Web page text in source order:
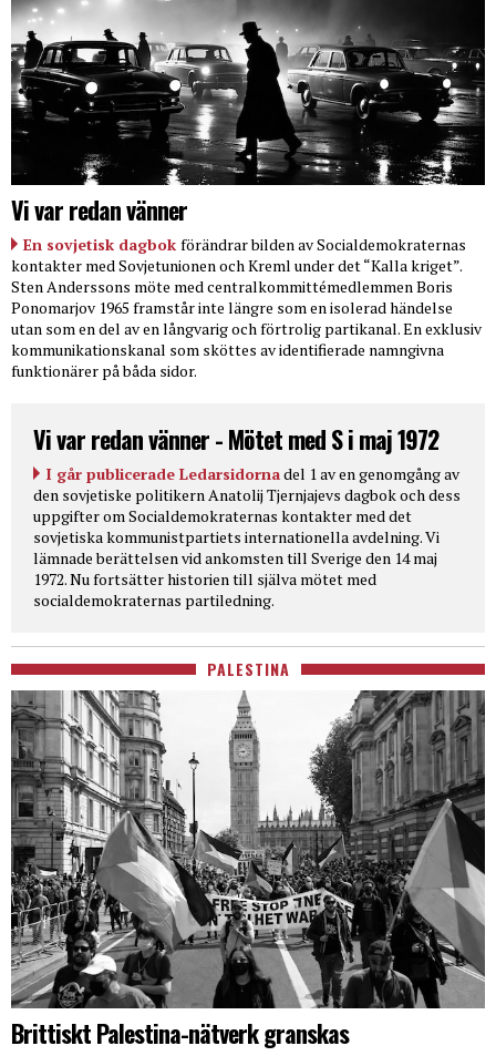
Vi var redan vänner
En sovjetisk dagbok förändrar bilden av Socialdemokraternas
kontakter med Sovjetunionen och Kreml under det “Kalla kriget”.
Sten Anderssons möte med centralkommittémedlemmen Boris
Ponomarjov 1965 framstår inte längre som en isolerad händelse
utan som en del av en långvarig och förtrolig partikanal. En exklusiv
kommunikationskanal som sköttes av identifierade namngivna
funktionärer på båda sidor.
Vi var redan vänner - Mötet med S i maj 1972
I går publicerade Ledarsidornadel 1 av en genomgång av
den sovjetiske politikern Anatolij Tjernjajevs dagbok och dess
uppgifter om Socialdemokraternas kontakter med det
sovjetiska kommunistpartiets internationella avdelning. Vi
lämnade berättelsen vid ankomsten till Sverige den 14 maj
1972. Nu fortsätter historien till själva mötet med
socialdemokraternas partiledning.
PALESTINA
Brittiskt Palestina-nätverk granskas